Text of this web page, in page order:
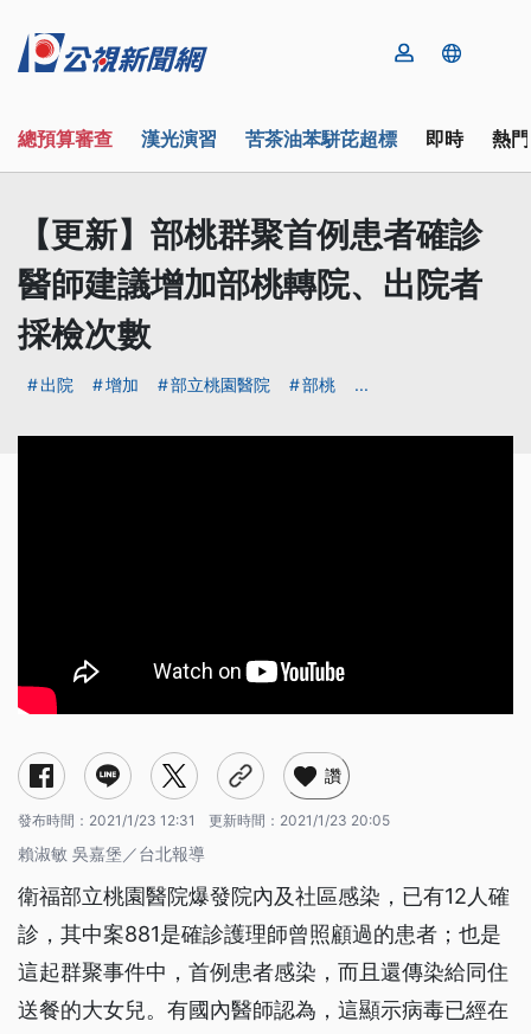
總預算審查 漢光演習 苦茶油苯駢芘超標 即時 熱
【更新】部桃群聚首例患者確診
醫師建議增加部桃轉院、出院者
採檢次數
出院 增加 部立桃園醫院 部桃 ...
讚
發布時間： 2021/1/23 12:31 更新時間： 2021/1/23 20:05
賴淑敏 吳嘉堡／台北報導
衛福部立桃園醫院爆發院內及社區感染，已有12人確
診，其中案881是確診護理師曾照顧過的患者；也是
這起群聚事件中，首例患者感染，而且還傳染給同住
送餐的大女兒。有國內醫師認為，這顯示病毒已經在